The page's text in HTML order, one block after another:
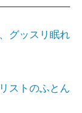
グッスリ眠れ
ストのふとん